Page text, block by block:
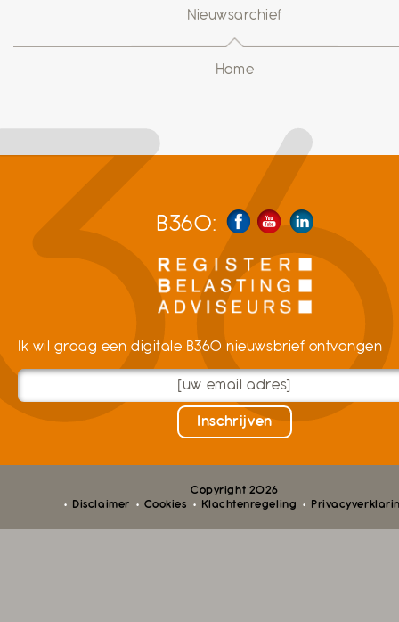
Nieuwsarchief
Home
B360:
Ik wil graag een digitale B360 nieuwsbrief ontvangen
Copyright 2026
Disclaimer
Cookies Klachtenregeling